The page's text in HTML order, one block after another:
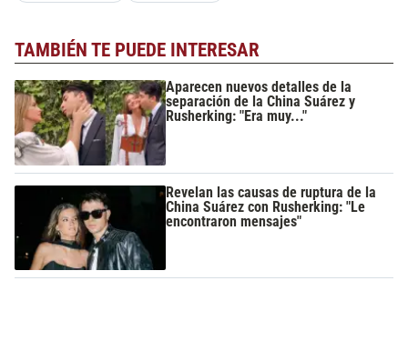
TAMBIÉN TE PUEDE INTERESAR
Aparecen nuevos detalles de la
separación de la China Suárez y
Rusherking: "Era muy..."
Revelan las causas de ruptura de la
China Suárez con Rusherking: "Le
encontraron mensajes"